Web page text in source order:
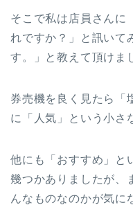
そこで私は店員さんに
れですか？」と訊いて
す。」と教えて頂けま
券売機を良く見たら「
に「人気」という小さ
他にも「おすすめ」と
幾つかありましたが、
んなものなのかが気に